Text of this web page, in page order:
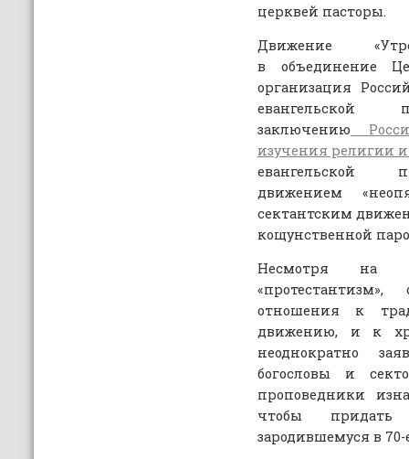
церквей пасторы.
Движение
в объединение
организация
евангельской
заключению
изучения религии и
евангельской
движением
сектантским
кощунственной
Несмотря на
отношения к
движению, и к
неоднократно
богословы и
проповедники
чтобы придать
зародившемуся в